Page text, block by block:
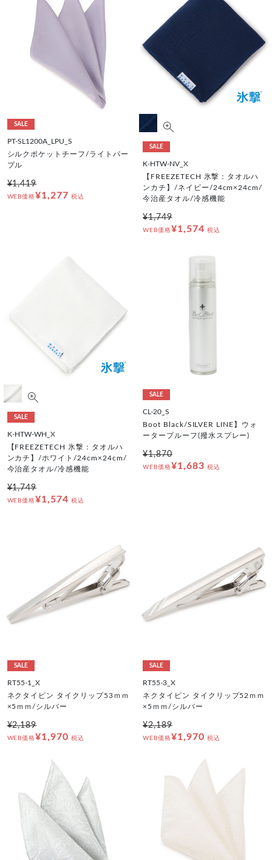
SALE
PT-SL1200A_LPU_S
シルクポケットチーフ/ライトパー
プル
¥1,419
WEB価格¥1,277 税込
SALE
K-HTW-NV_X
【FREEZETECH 氷撃：タオルハ
ンカチ】/ネイビー/24cm×24cm/
今治産タオル/冷感機能
¥1,749
WEB価格¥1,574 税込
SALE
K-HTW-WH_X
【FREEZETECH 氷撃：タオルハ
ンカチ】/ホワイト/24cm×24cm/
今治産タオル/冷感機能
¥1,749
WEB価格¥1,574 税込
SALE
CL-20_S
Boot Black/SILVER LINE】ウォ
ータープルーフ(撥水スプレー)
¥1,870
WEB価格¥1,683 税込
SALE
RT55-1_X
ネクタイピン タイクリップ53ｍｍ
×5ｍｍ/シルバー
¥2,189
WEB価格¥1,970 税込
SALE
RT55-3_X
ネクタイピン タイクリップ52ｍｍ
×5ｍｍ/シルバー
¥2,189
WEB価格¥1,970 税込